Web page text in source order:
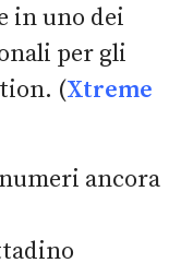
in uno dei
per gli
(Xtreme
ancora